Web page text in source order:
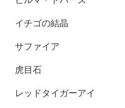
イチゴの結晶
サファイア
虎目石
レッドタイガーアイ